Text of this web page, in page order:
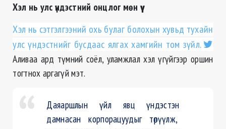
Хэл нь улс үндэстний онцлог мөн үү
Хэл нь сэтгэлгээний охь булаг болохын хувьд тухайн
улс үндэстнийг бусдаас ялгах хамгийн том зүйл.
Аливаа ард түмний соёл, уламжлал хэл үгүйгээр оршин
тогтнох аргагүй мэт.
Даяаршлын үйл явц үндэстэн
дамнасан корпорацуудыг төрүүлж,